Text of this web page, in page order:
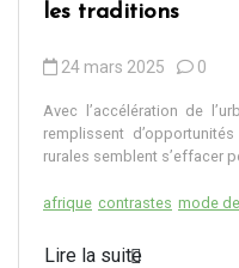
les traditions
24 mars 2025 0
Avec l’accélération de
remplissent
rurales semblent s’effacer
afrique contrastes mode
Lire la suite